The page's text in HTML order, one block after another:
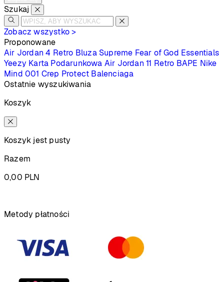
Szukaj
Zobacz wszystko >
Proponowane
Air Jordan 4 Retro Bluza Supreme Fear of God Essentials
Yeezy Karta Podarunkowa Air Jordan 11 Retro BAPE Nike
Mind 001 Crep Protect Balenciaga
Ostatnie wyszukiwania
Koszyk
Koszyk jest pusty
Razem
0,00 PLN
Metody płatności